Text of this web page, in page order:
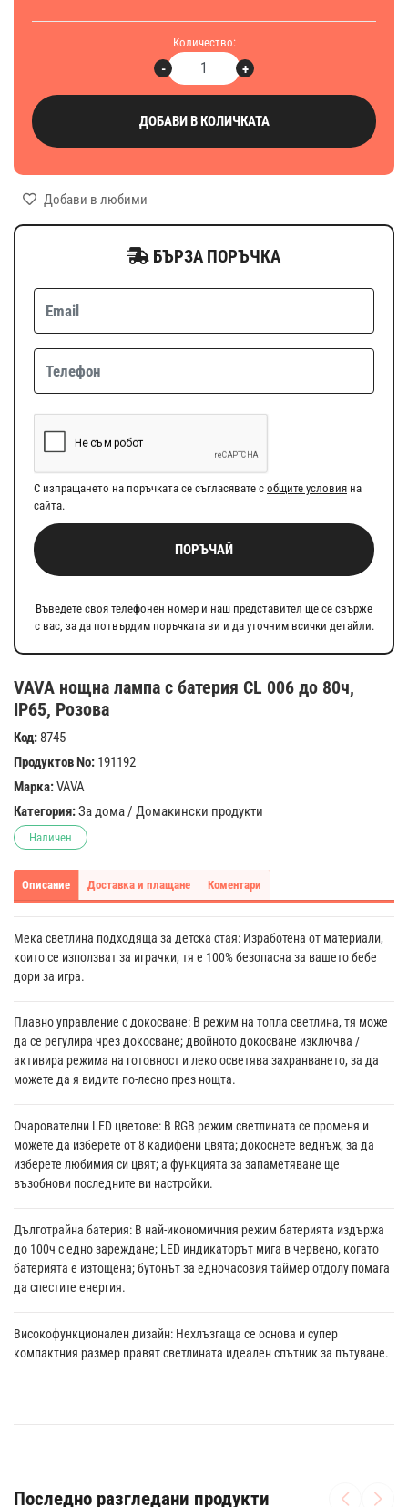
VAVA нощна лампа с батерия CL 006 до 80ч,
IP65, Розова
Код: 8745
Продуктов No: 191192
Марка:VAVA
Категория:За дома/ Домакински продукти
Наличен
Количество:
+
-
ДОБАВИ В КОЛИЧКАТА
Добави в любими
БЪРЗА ПОРЪЧКА
С изпращането на поръчката се съгласявате с общите условия на
сайта.
ПОРЪЧАЙ
Въведете своя телефонен номер и наш представител ще се свърже
с вас, за да потвърдим поръчката ви и да уточним всички детайли.
Описание Доставка и плащане Коментари
Мека светлина подходяща за детска стая: Изработена от материали,
които се използват за играчки, тя е 100% безопасна за вашето бебе
дори за игра.
Плавно управление с докосване: В режим на топла светлина, тя може
да се регулира чрез докосване; двойното докосване изключва /
активира режима на готовност и леко осветява захранването, за да
можете да я видите по-лесно през нощта.
Очарователни LED цветове: В RGB режим светлината се променя и
можете да изберете от 8 кадифени цвята; докоснете веднъж, за да
изберете любимия си цвят; а функцията за запаметяване ще
възобнови последните ви настройки.
Дълготрайна батерия: В най-икономичния режим батерията издържа
до 100ч с едно зареждане; LED индикаторът мига в червено, когато
батерията е изтощена; бутонът за едночасовия таймер отдолу помага
да спестите енергия.
Високофункционален дизайн: Нехлъзгаща се основа и супер
компактния размер правят светлината идеален спътник за пътуване.
Последно разгледани продукти